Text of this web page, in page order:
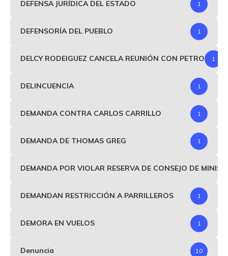
DEFENSA JURÍDICA DEL ESTADO 1
DEFENSORÍA DEL PUEBLO 1
DELCY RODEIGUEZ CANCELA REUNIÓN CON PETRO 1
DELINCUENCIA 1
DEMANDA CONTRA CARLOS CARRILLO 1
DEMANDA DE THOMAS GREG 1
DEMANDA POR VIOLAR RESERVA DE CONSEJO DE
DEMANDAN RESTRICCIÓN A PARRILLEROS 1
DEMORA EN VUELOS 1
Denuncia 10